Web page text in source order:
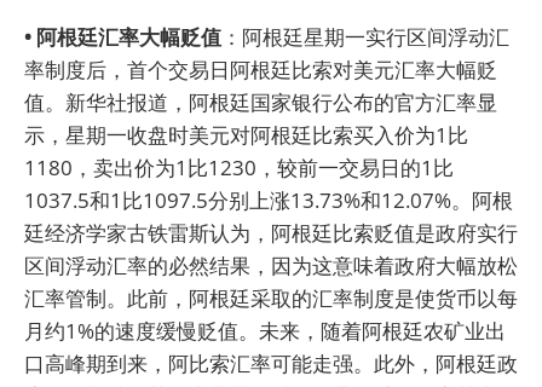
• 阿根廷汇率大幅贬值 ：阿根廷星期一实行区间浮动汇
率制度后，首个交易日阿根廷比索对美元汇率大幅贬
值。新华社报道，阿根廷国家银行公布的官方汇率显
示，星期一收盘时美元对阿根廷比索买入价为1比
1180，卖出价为1比1230，较前一交易日的1比
1037.5和1比1097.5分别上涨13.73%和12.07%。阿根
廷经济学家古铁雷斯认为，阿根廷比索贬值是政府实行
区间浮动汇率的必然结果，因为这意味着政府大幅放松
汇率管制。此前，阿根廷采取的汇率制度是使货币以每
月约1%的速度缓慢贬值。未来，随着阿根廷农矿业出
口高峰期到来，阿比索汇率可能走强。此外，阿根廷政